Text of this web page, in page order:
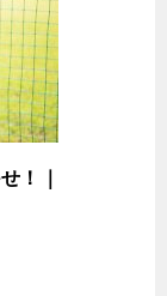
！｜